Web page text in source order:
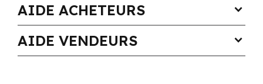
AIDE ACHETEURS expand_more
AIDE VENDEURS expand_more